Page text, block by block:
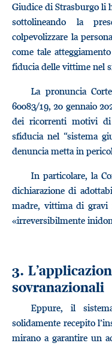
Giudice di Strasburgo li
sottolineando la
colpevolizzare la
come tale
fiducia delle vittime nel
La pronuncia
60083/19, 20 gennaio
dei ricorrenti motivi di
sfiducia nel “sistema
denuncia metta in
In particolare, la
dichiarazione di
madre, vittima di gravi
«irreversibilmente
3.
sovranazionali
Eppure, il
solidamente recepito
mirano a garantire un